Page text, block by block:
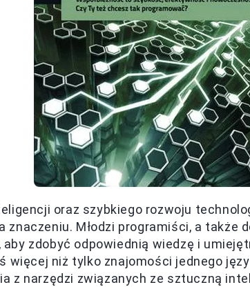
oraz szybkiego rozwoju
znaczeniu. Młodzi programiści, a także
aby zdobyć odpowiednią wiedzę i
więcej niż tylko znajomości jednego
z narzędzi związanych ze sztuczną